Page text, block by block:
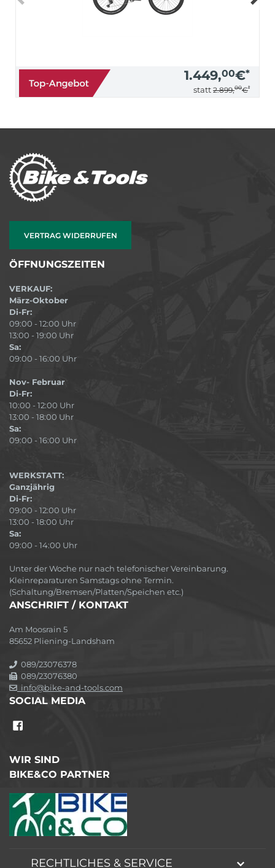
1.449,00€*
statt 2.899,00€*
VERTRAG WIDERRUFEN
ÖFFNUNGSZEITEN
VERKAUF:
März-Oktober
Di-Fr:
09:00 - 12:00 Uhr
13:00 - 19:00 Uhr
Sa:
09:00 - 16:00 Uhr
Nov- Februar
Di-Fr:
10:00 - 12:00 Uhr
13:00 - 18:00 Uhr
Sa:
09:00 - 16:00 Uhr
WERKSTATT:
Ganzjährig
Di-Fr:
09:00 - 12:00 Uhr
13:00 - 18:00 Uhr
Sa:
09:00 - 14:00 Uhr
Unter der Woche nur nach telefonischer Vereinbarung.
Kleinreparaturen Samstags ohne Termin.
(Schaltung/Bremsen/Platten/Speichen etc.)
ANSCHRIFT / KONTAKT
Am Moosrain 5
85652 Pliening-Landsham
089/23076378
089/23076380
info@bike-and-tools.com
SOCIAL MEDIA
WIR SIND
BIKE&CO PARTNER
RECHTLICHES & SERVICE